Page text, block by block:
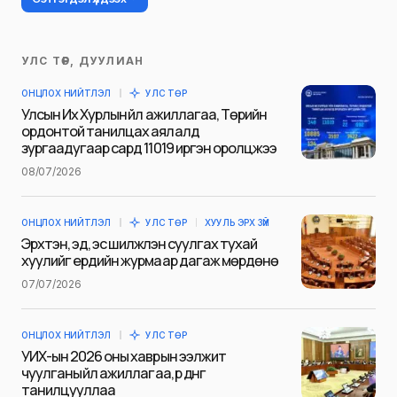
Таны имэйл хаягийг нийтлэхгүй.
тэмдэглэсэн
Сэтгэгдэл*
Name
УЛС ТӨР, ДУУЛИАН
ОНЦЛОХ НИЙТЛЭЛ УЛС ТӨР
Улсын Их Хурлын үйл ажиллагаа, Төрийн
ордонтой танилцах аялалд
зургаадугаар сард 11019 иргэн оролцжээ
08/07/2026
ОНЦЛОХ НИЙТЛЭЛ УЛС ТӨР ХУУЛЬ ЭРХ ЗҮЙ
Эрхтэн, эд, эс шилжүүлэн суулгах тухай
хуулийг ердийн журмаар дагаж мөрдөнө
07/07/2026
ОНЦЛОХ НИЙТЛЭЛ УЛС ТӨР
УИХ-ын 2026 оны хаврын ээлжит
чуулганы үйл ажиллагаа, үр дүнг
танилцууллаа